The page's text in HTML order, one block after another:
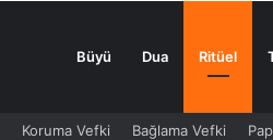
Büyü Dua Ritüel
Koruma Vefki Bağlama Vefki